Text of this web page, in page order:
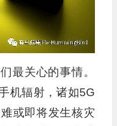
最关心的事情。
机辐射，诸如5G
或即将发生核灾